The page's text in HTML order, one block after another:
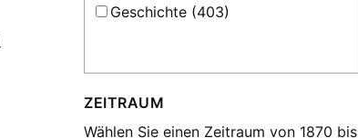
Geschichte (403)
ZEITRAUM
Wählen Sie einen Zeitraum von 1870 bis